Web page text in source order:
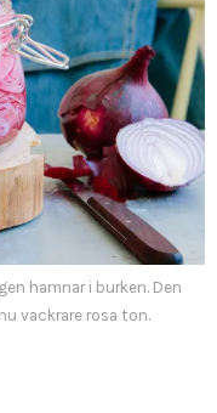
hamnar i burken. Den
vackrare rosa ton.